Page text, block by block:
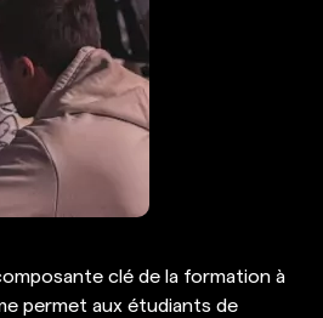
clé de la formation à
permet aux étudiants de